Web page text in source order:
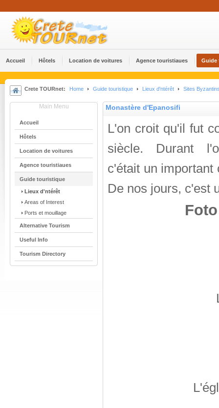
Accueil Hôtels Location de voitures Agence touristiaues Guide
Crete TOURnet: Home Guide touristique Lieux d'ntérêt Sites
Main Menu
Accueil
Hôtels
Location de voitures
Agence touristiaues
Guide touristique
Lieux d'ntérêt
Areas of Interest
Ports et mouillage
Alternative Tourism
Useful Info
Tourism Directory
Monastère d'Epanosifi
L'on croit qu'il fut
siècle. Durant
c'était un important
De nos jours, c'est